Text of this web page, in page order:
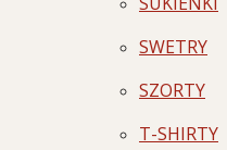
SWETRY
SZORTY
T-SHIRTY